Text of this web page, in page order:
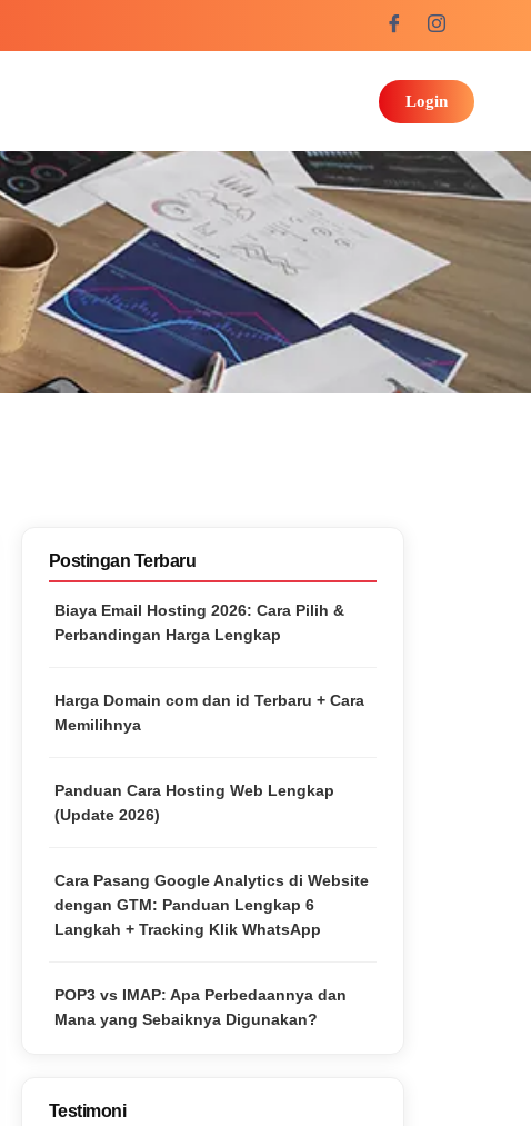
Login
Postingan Terbaru
Biaya Email Hosting 2026: Cara Pilih &
Perbandingan Harga Lengkap
Harga Domain com dan id Terbaru + Cara
Memilihnya
Panduan Cara Hosting Web Lengkap
(Update 2026)
Cara Pasang Google Analytics di Website
dengan GTM: Panduan Lengkap 6
Langkah + Tracking Klik WhatsApp
POP3 vs IMAP: Apa Perbedaannya dan
Mana yang Sebaiknya Digunakan?
Testimoni